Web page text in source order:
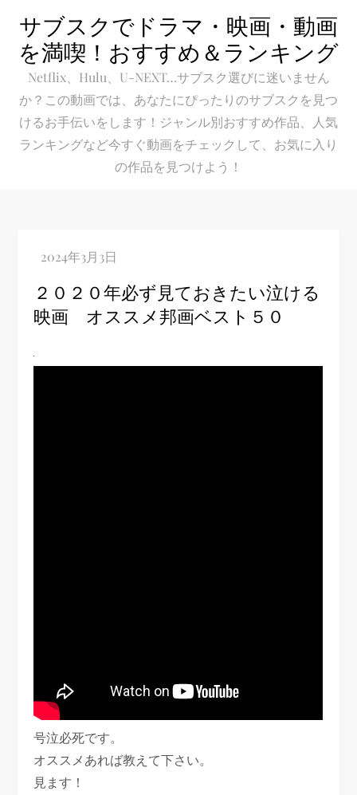
content
サブスクでドラマ・映画・動画
を満喫！おすすめ＆ランキング
Netflix、Hulu、U-NEXT…サブスク選びに迷いません
か？この動画では、あなたにぴったりのサブスクを見つ
けるお手伝いをします！ジャンル別おすすめ作品、人気
ランキングなど今すぐ動画をチェックして、お気に入り
の作品を見つけよう！
２０２０年必ず見ておきたい泣ける
映画 オススメ邦画ベスト５０
号泣必死です。
オススメあれば教えて下さい。
見ます！